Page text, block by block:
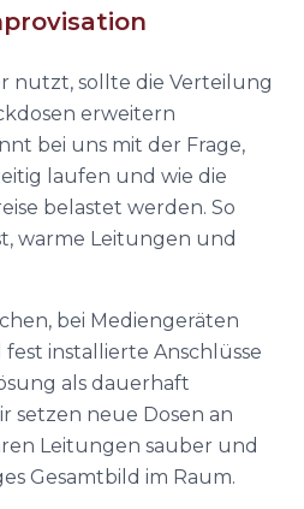
nutzt, sollte die Verteilung
erweitern
bei uns mit der Frage,
laufen und wie die
belastet werden. So
warme Leitungen und
bei Mediengeräten
installierte Anschlüsse
als dauerhaft
setzen neue Dosen an
Leitungen sauber und
Gesamtbild im Raum.